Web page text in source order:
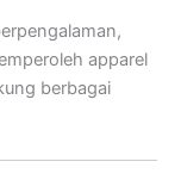
apparel
berbagai